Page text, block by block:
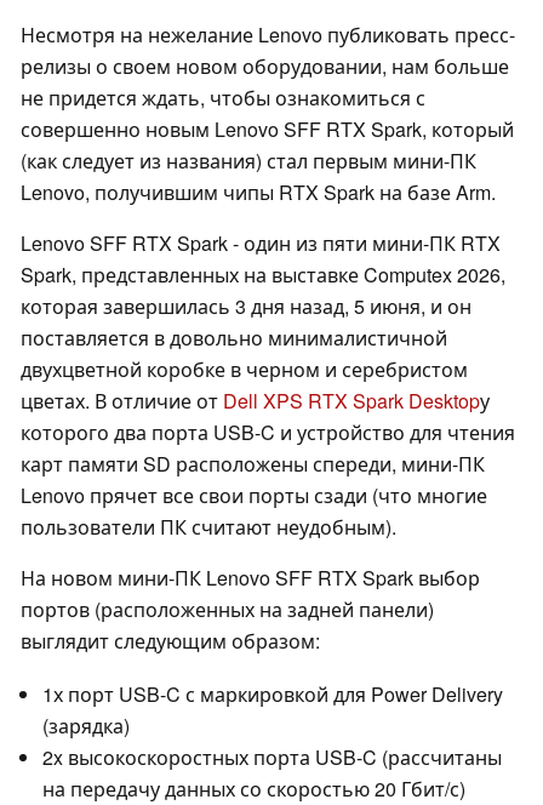
Несмотря на нежелание Lenovo публиковать пресс-
релизы о своем новом оборудовании, нам больше
не придется ждать, чтобы ознакомиться с
совершенно новым Lenovo SFF RTX Spark, который
(как следует из названия) стал первым мини-ПК
Lenovo, получившим чипы RTX Spark на базе Arm.
Lenovo SFF RTX Spark - один из пяти мини-ПК RTX
Spark, представленных на выставке Computex 2026,
которая завершилась 3 дня назад, 5 июня, и он
поставляется в довольно минималистичной
двухцветной коробке в черном и серебристом
цветах. В отличие от Dell XPS RTX Spark Desktopу
которого два порта USB-C и устройство для чтения
карт памяти SD расположены спереди, мини-ПК
Lenovo прячет все свои порты сзади (что многие
пользователи ПК считают неудобным).
На новом мини-ПК Lenovo SFF RTX Spark выбор
портов (расположенных на задней панели)
выглядит следующим образом:
1х порт USB-C с маркировкой для Power Delivery
(зарядка)
2x высокоскоростных порта USB-C (рассчитаны
на передачу данных со скоростью 20 Гбит/с)